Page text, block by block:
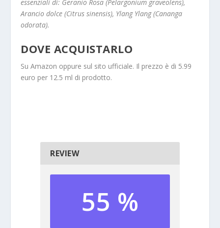
essenziali di: Geranio Rosa (Pelargonium graveolens),
Arancio dolce (Citrus sinensis), Ylang Ylang (Cananga
odorata).
DOVE ACQUISTARLO
Su Amazon oppure sul sito ufficiale. Il prezzo è di 5.99
euro per 12.5 ml di prodotto.
REVIEW
55 %